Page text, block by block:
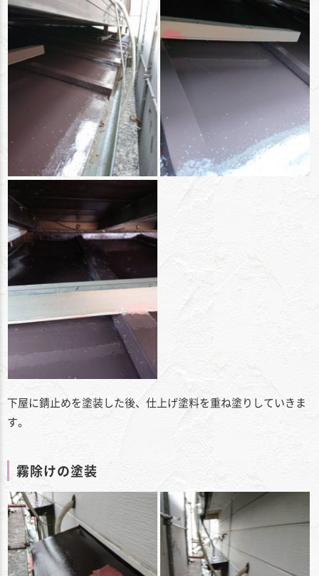
下屋に錆止めを塗装した後、仕上げ塗料を重ね塗りしていきま
す。
霧除けの塗装